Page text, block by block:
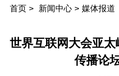
首页 > 新闻中心 >媒体报道
世界互联网大会亚
传播论